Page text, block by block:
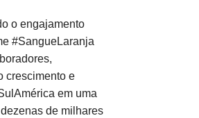
o engajamento
#SangueLaranja
crescimento e
em uma
de milhares